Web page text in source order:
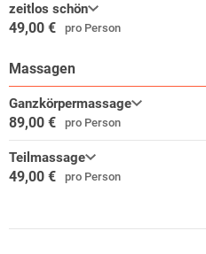
zeitlos schön
49,00 € pro Person
Massagen
Ganzkörpermassage
89,00 € pro Person
Teilmassage
49,00 € pro Person